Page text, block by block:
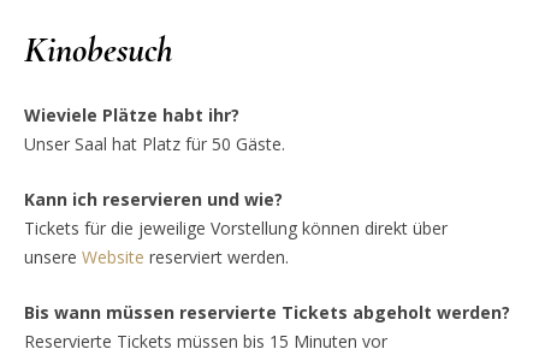
Kinobesuch
Wieviele Plätze habt ihr?
Unser Saal hat Platz für 50 Gäste.
Kann ich reservieren und wie?
Tickets für die jeweilige Vorstellung können direkt über
unsere Website reserviert werden.
Bis wann müssen reservierte Tickets abgeholt werden?
Reservierte Tickets müssen bis 15 Minuten vor